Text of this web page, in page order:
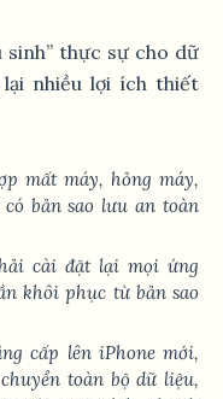
sinh” thực sự cho dữ
nhiều lợi ích thiết
mất máy, hỏng máy,
bản sao lưu an toàn
cài đặt lại mọi ứng
khôi phục từ bản sao
cấp lên iPhone mới,
toàn bộ dữ liệu,